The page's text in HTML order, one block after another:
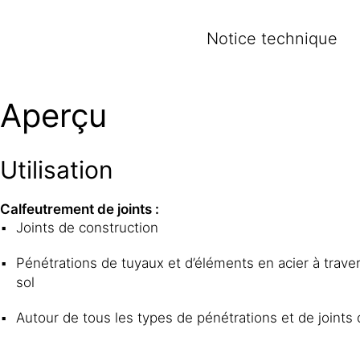
Notice technique
Aperçu
Utilisation
Calfeutrement de joints :
Joints de construction
Pénétrations de tuyaux et d’éléments en acier à
sol
Autour de tous les types de pénétrations et de joints